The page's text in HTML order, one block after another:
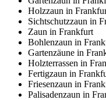
Holzzaun in
Sichtschutzzaun in
Zaun in Frankfurt
Bohlenzaun in
Gartenzäune in
Holzterrassen in
Fertigzaun in
Friesenzaun in
Palisadenzaun in